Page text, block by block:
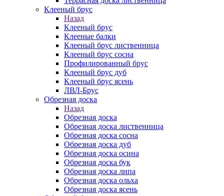
Клееный брус
Назад
Клееный брус
Клееные балки
Клееный брус лиственница
Клееный брус сосна
Профилированный брус
Клееный брус дуб
Клееный брус ясень
ЛВЛ-Брус
Обрезная доска
Назад
Обрезная доска
Обрезная доска лиственница
Обрезная доска сосна
Обрезная доска дуб
Обрезная доска осина
Обрезная доска бук
Обрезная доска липа
Обрезная доска ольха
Обрезная доска ясень